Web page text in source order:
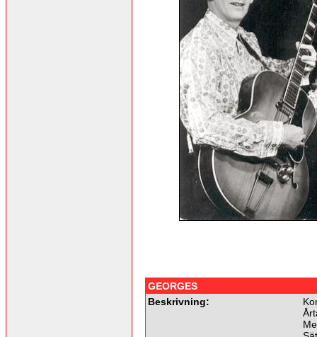
GEORGES
Beskrivning: